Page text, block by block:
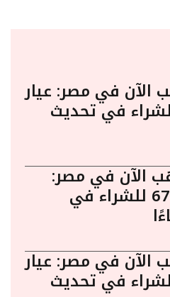
الآن في مصر: عيار
6730 للشراء في تحديث
الآن في مصر:
عيار 24 يسجل 6745 للشراء في
الآن في مصر: عيار
6735 للشراء في تحديث